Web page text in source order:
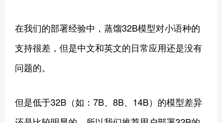
在我们的部署经验中，蒸馏32B模型对小语种的
支持很差，但是中文和英文的日常应用还是没有
问题的。
但是低于32B（如：7B、8B、14B）的模型差异